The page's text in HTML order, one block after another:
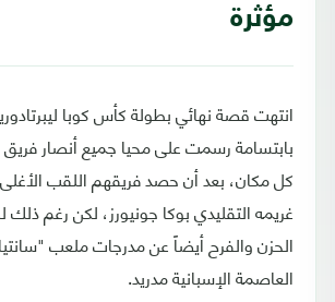
مؤثرة
انتهت قصة نهائي بطولة كأس كوبا
بابتسامة رسمت على محيا جميع أنصار فريق
كل مكان، بعد أن حصد فريقهم اللقب
غريمه التقليدي بوكا جونيورز، لكن رغم
الحزن والفرح أيضاً عن مدرجات ملعب
العاصمة الإسبانية مدريد.